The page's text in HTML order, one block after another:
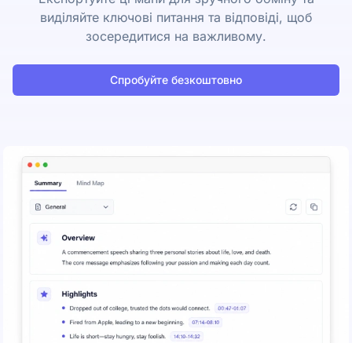
виділяйте ключові питання та відповіді, щоб
зосередитися на важливому.
Спробуйте безкоштовно